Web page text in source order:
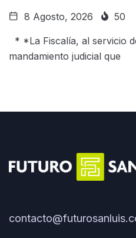
8 Agosto, 2026 50
* *La Fiscalía, al servicio
mandamiento judicial que